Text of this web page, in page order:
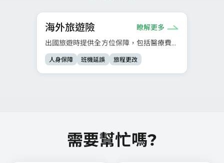
海外旅遊險
瞭解更多
出國旅遊時提供全方位保障，包括醫療費
用、行李、班機延誤或其他緊急情況。
人身保障 班機延誤 旅程更改
需要幫忙嗎?